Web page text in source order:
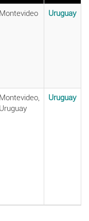
Montevideo Uruguay
Montevideo,
Uruguay
Uruguay